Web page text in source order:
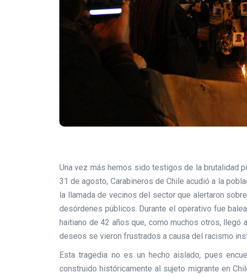
Una vez más hemos sido testigos de la brutalidad
31 de agosto, Carabineros de Chile acudió a la
la llamada de vecinos del sector que alertaron
desórdenes públicos. Durante el operativo fue
haitiano de 42 años que, como muchos otros,
deseos se vieron frustrados a causa del racismo
Esta tragedia no es un hecho aislado, pues
construido históricamente al sujeto migrante en